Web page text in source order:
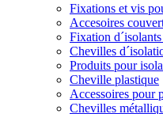
Fixations et vis
Accesoires
Fixation
Chevilles
Produits pour
Cheville plastique
Accessoires pour
Chevilles